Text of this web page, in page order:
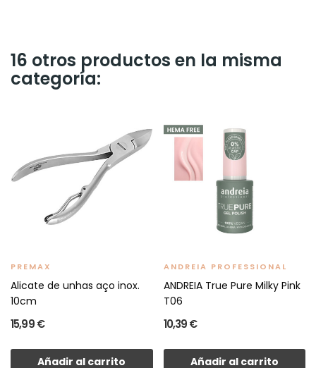
16 otros productos en la misma
categoría:
PREMAX
Alicate de unhas aço inox.
10cm
15,99 €
Añadir al carrito
ANDREIA PROFESSIONAL
ANDREIA True Pure Milky Pink
T06
10,39 €
Añadir al carrito